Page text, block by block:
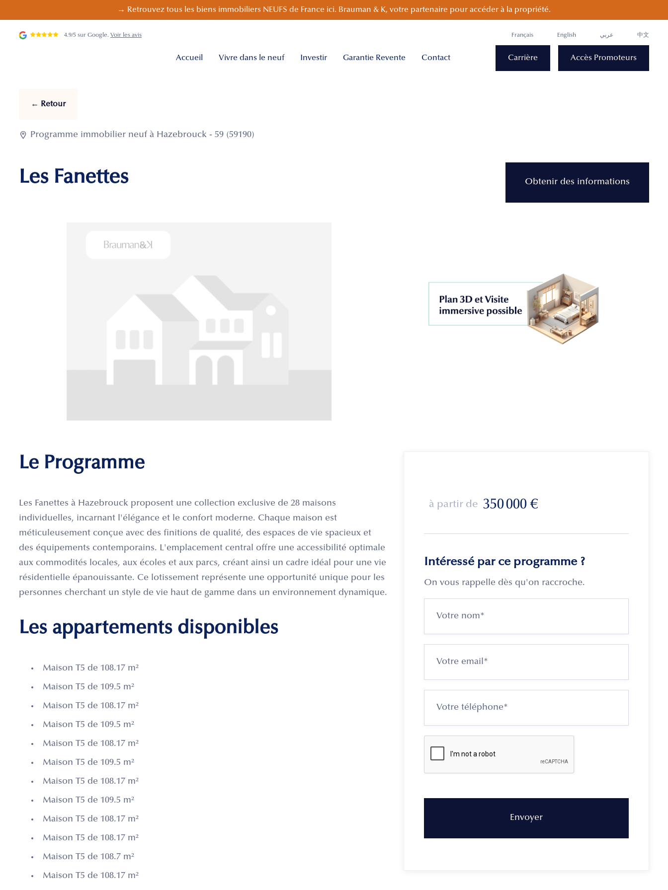
→ Retrouvez tous les biens immobiliers NEUFS de France ici. Brauman & K, votre partenaire pour accéder à la propriété.
4.9/5 sur Google. Voir les avis Français English عربي 中文
Accueil Vivre dans le neuf Investir Garantie Revente Contact Carrière Accès Promoteurs
← Retour
 Programme immobilier neuf à Hazebrouck - 59 (59190)
Les Fanettes Obtenir des informations
Le Programme
Les Fanettes à Hazebrouck proposent une collection exclusive de 28 maisons
individuelles, incarnant l'élégance et le confort moderne. Chaque maison est
méticuleusement conçue avec des finitions de qualité, des espaces de vie spacieux et
des équipements contemporains. L'emplacement central offre une accessibilité optimale
aux commodités locales, aux écoles et aux parcs, créant ainsi un cadre idéal pour une vie
résidentielle épanouissante. Ce lotissement représente une opportunité unique pour les
personnes cherchant un style de vie haut de gamme dans un environnement dynamique.
Les appartements disponibles
Maison T5 de 108.17 m²
Maison T5 de 109.5 m²
Maison T5 de 108.17 m²
Maison T5 de 109.5 m²
Maison T5 de 108.17 m²
Maison T5 de 109.5 m²
Maison T5 de 108.17 m²
Maison T5 de 109.5 m²
Maison T5 de 108.17 m²
Maison T5 de 108.17 m²
Maison T5 de 108.7 m²
Maison T5 de 108.17 m²
à partir de 350 000 €
Intéressé par ce programme ?
On vous rappelle dès qu'on raccroche.